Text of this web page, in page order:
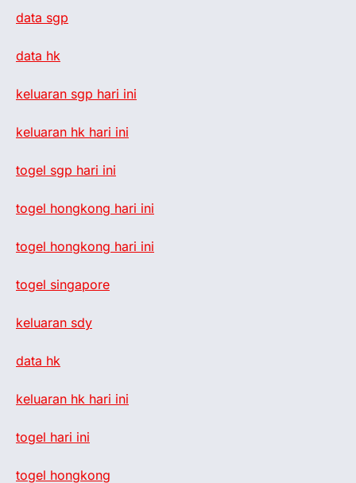
data sgp
data hk
keluaran sgp hari ini
keluaran hk hari ini
togel sgp hari ini
togel hongkong hari ini
togel hongkong hari ini
togel singapore
keluaran sdy
data hk
keluaran hk hari ini
togel hari ini
togel hongkong